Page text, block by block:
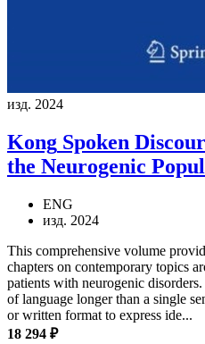
изд. 2024
Kong Spoken
the Neurogenic
ENG
изд. 2024
This comprehensive volume
chapters on contemporary topics
patients with neurogenic
of language longer than a single
or written format to express ide...
18 294 ₽